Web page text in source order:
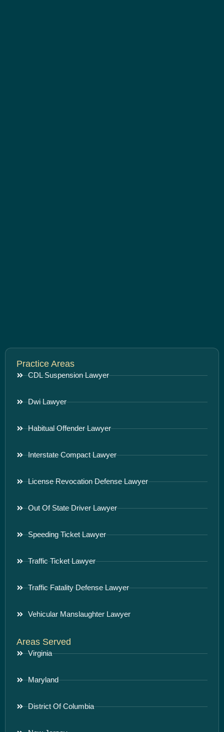
Practice Areas
CDL Suspension Lawyer
Dwi Lawyer
Habitual Offender Lawyer
Interstate Compact Lawyer
License Revocation Defense Lawyer
Out Of State Driver Lawyer
Speeding Ticket Lawyer
Traffic Ticket Lawyer
Traffic Fatality Defense Lawyer
Vehicular Manslaughter Lawyer
Areas Served
Virginia
Maryland
District Of Columbia